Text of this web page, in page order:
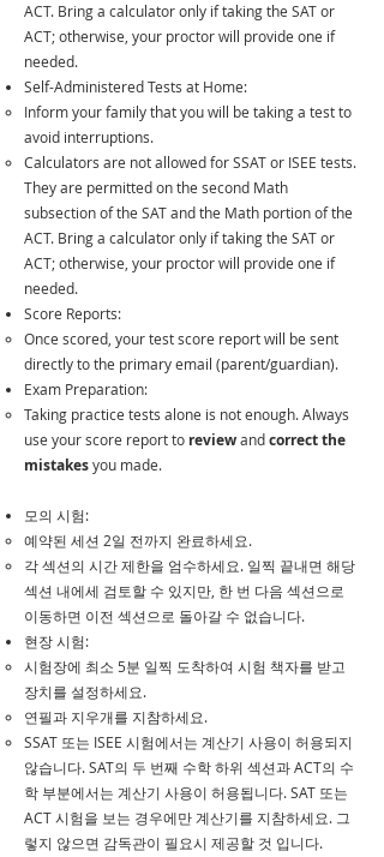
ACT. Bring a calculator only if taking the SAT or
ACT; otherwise, your proctor will provide one if
needed.
Self-Administered Tests at Home:
Inform your family that you will be taking a test to
avoid interruptions.​
Calculators are not allowed for SSAT or ISEE tests.
They are permitted on the second Math
subsection of the SAT and the Math portion of the
ACT. Bring a calculator only if taking the SAT or
ACT; otherwise, your proctor will provide one if
needed.
Score Reports:
Once scored, your test score report will be sent
directly to the primary email (parent/guardian).​
Exam Preparation:
Taking practice tests alone is not enough. Always
use your score report to reviewandcorrect the
mistakesyou made.​
​모의 시험:
​예약된 세션 2일 전까지 완료하세요.
각 섹션의 시간 제한을 엄수하세요. 일찍 끝내면 해당
섹션 내에세 검토할 수 있지만, 한 번 다음 섹션으로
이동하면 이전 섹션으로 돌아갈 수 없습니다.
​현장 시험:
​시험장에 최소 5분 일찍 도착하여 시험 책자를 받고
장치를 설정하세요.
연필과 지우개를 지참하세요.
SSAT 또는 ISEE 시험에서는 계산기 사용이 허용되지
않습니다. SAT의 두 번째 수학 하위 섹션과 ACT의 수
학 부분에서는 계산기 사용이 허용됩니다. SAT 또는
ACT 시험을 보는 경우에만 계산기를 지참하세요. 그
렇지 않으면 감독관이 필요시 제공할 것 입니다.